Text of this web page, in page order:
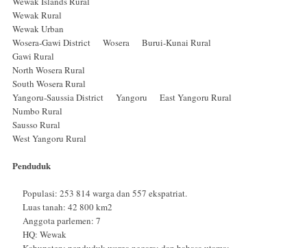
Wewak Rural
Wewak Urban
Wosera-Gawi District Wosera Burui-Kunai Rural
Gawi Rural
North Wosera Rural
South Wosera Rural
Yangoru-Saussia District Yangoru East Yangoru Rural
Numbo Rural
Sausso Rural
West Yangoru Rural
Penduduk
Populasi: 253 814 warga dan 557 ekspatriat.
Luas tanah: 42 800 km2
Anggota parlemen: 7
HQ: Wewak